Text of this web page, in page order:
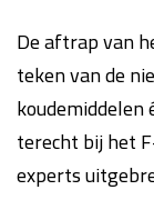
De aftrap van
teken van de
terecht bij het
experts